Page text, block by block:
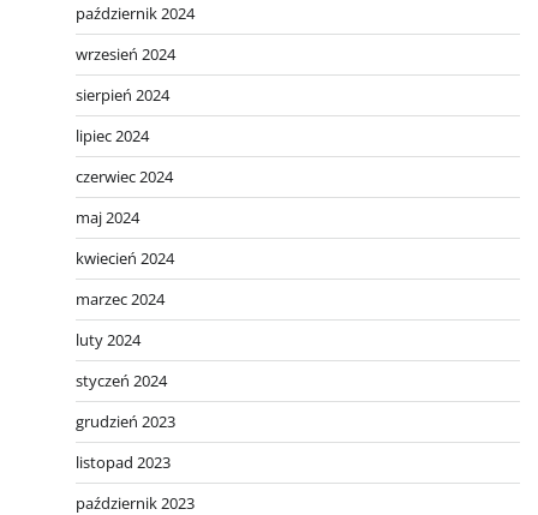
październik 2024
wrzesień 2024
sierpień 2024
lipiec 2024
czerwiec 2024
maj 2024
kwiecień 2024
marzec 2024
luty 2024
styczeń 2024
grudzień 2023
listopad 2023
październik 2023